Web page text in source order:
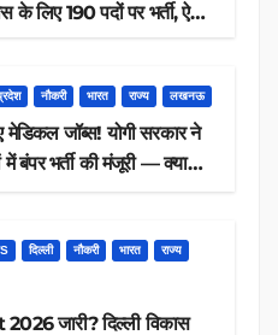
के लिए 190 पदों पर भर्ती, ऐसे
नौकरी भारत राज्य लखनऊ
जॉब्स! योगी सरकार ने
बंपर भर्ती की मंजूरी — क्या
दिल्ली नौकरी भारत राज्य
जारी? दिल्ली विकास